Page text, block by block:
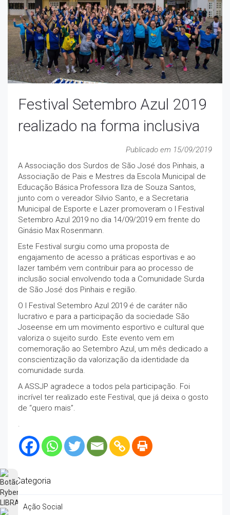
Festival Setembro Azul 2019
realizado na forma inclusiva
Publicado em 15/09/2019
A Associação dos Surdos de São José dos Pinhais, a
Associação de Pais e Mestres da Escola Municipal de
Educação Básica Professora Ilza de Souza Santos,
junto com o vereador Silvio Santo, e a Secretaria
Municipal de Esporte e Lazer promoveram o I Festival
Setembro Azul 2019 no dia 14/09/2019 em frente do
Ginásio Max Rosenmann.
Este Festival surgiu como uma proposta de
engajamento de acesso a práticas esportivas e ao
lazer também vem contribuir para ao processo de
inclusão social envolvendo toda a Comunidade Surda
de São José dos Pinhais e região.
O I Festival Setembro Azul 2019 é de caráter não
lucrativo e para a participação da sociedade São
Joseense em um movimento esportivo e cultural que
valoriza o sujeito surdo. Este evento vem em
comemoração ao Setembro Azul, um mês dedicado a
conscientização da valorização da identidade da
comunidade surda.
A ASSJP agradece a todos pela participação. Foi
incrível ter realizado este Festival, que já deixa o gosto
de “quero mais”.
.
Categoria
Ação Social